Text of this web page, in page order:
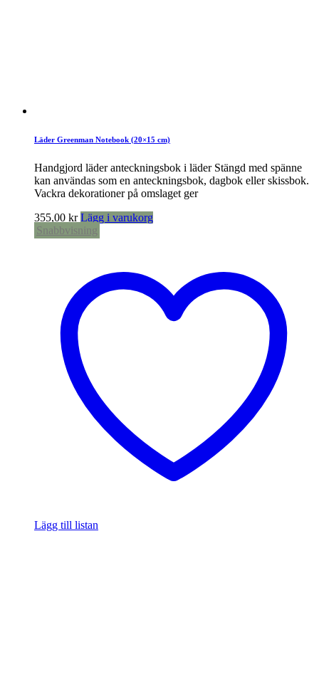
Läder Greenman Notebook (20×15 cm)
Handgjord läder anteckningsbok i läder Stängd med spänne
kan användas som en anteckningsbok, dagbok eller skissbok.
Vackra dekorationer på omslaget ger
355,00 kr Lägg i varukorg
Snabbvisning
Lägg till listan